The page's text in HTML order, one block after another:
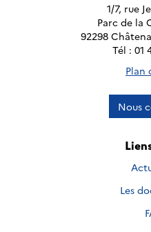
1/7, rue
Parc de la
92298
Tél : 01
Plan
Nous
Les